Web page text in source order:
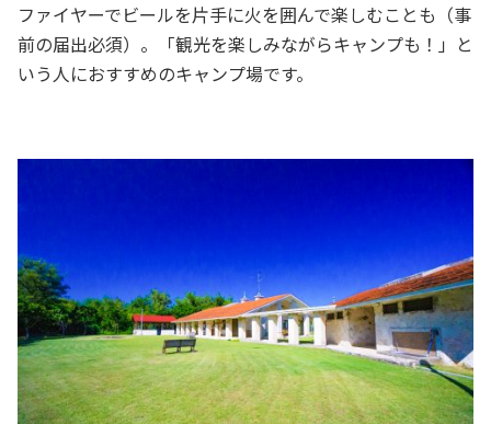
ファイヤーでビールを片手に火を囲んで楽しむことも（事
前の届出必須）。「観光を楽しみながらキャンプも！」と
いう人におすすめのキャンプ場です。